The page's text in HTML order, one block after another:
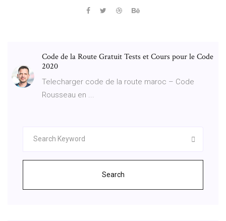
Code de la Route Gratuit Tests et Cours pour le Code
2020
Telecharger code de la route maroc – Code
Rousseau en ...
Search